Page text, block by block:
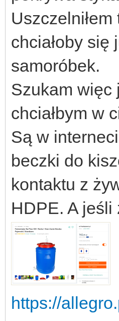
chciałoby się
samoróbek.
Szukam więc
chciałbym w
Są w
beczki do
kontaktu z
HDPE. A
https://